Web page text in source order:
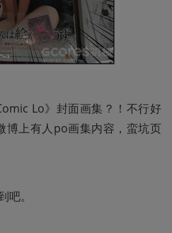
Lo》封面画集？！不行好
博上有人po画集内容，蛮坑页
。